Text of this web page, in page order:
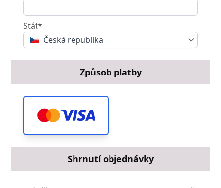
Stát*
Česká republika
Způsob platby
Shrnutí objednávky